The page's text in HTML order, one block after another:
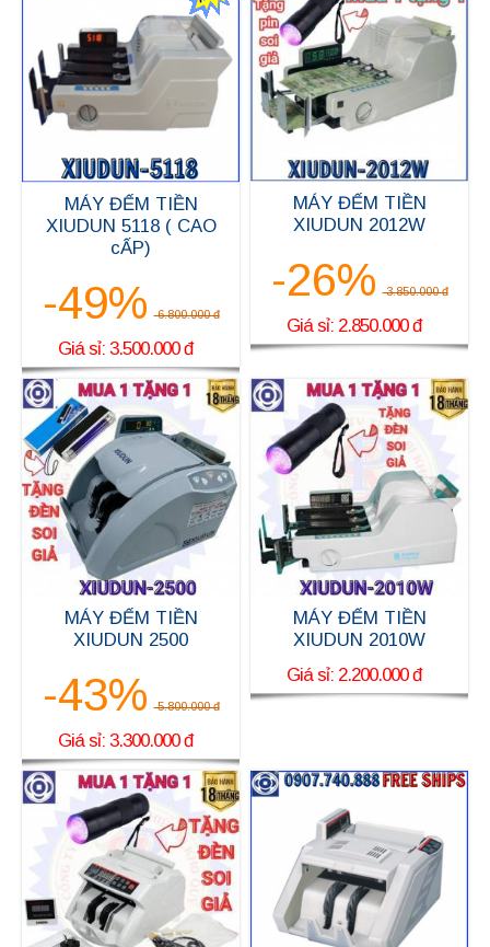
MÁY ĐẾM TIỀN
XIUDUN 5118 ( CAO
cẤP)
-49% 6.800.000 đ
Giá sỉ: 3.500.000 đ
MÁY ĐẾM TIỀN
XIUDUN 2012W
-26% 3.850.000 đ
Giá sỉ: 2.850.000 đ
MÁY ĐẾM TIỀN
XIUDUN 2500
-43% 5.800.000 đ
Giá sỉ: 3.300.000 đ
MÁY ĐẾM TIỀN
XIUDUN 2010W
Giá sỉ: 2.200.000 đ